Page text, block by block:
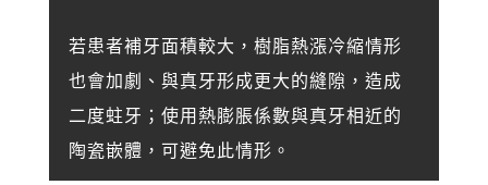
若患者補牙面積較大，樹脂熱漲冷縮情形
也會加劇、 與真牙形成更大的縫隙，造成
二度蛀牙； 使用熱膨脹係數與真牙相近的
陶瓷嵌體，可避免此情形。